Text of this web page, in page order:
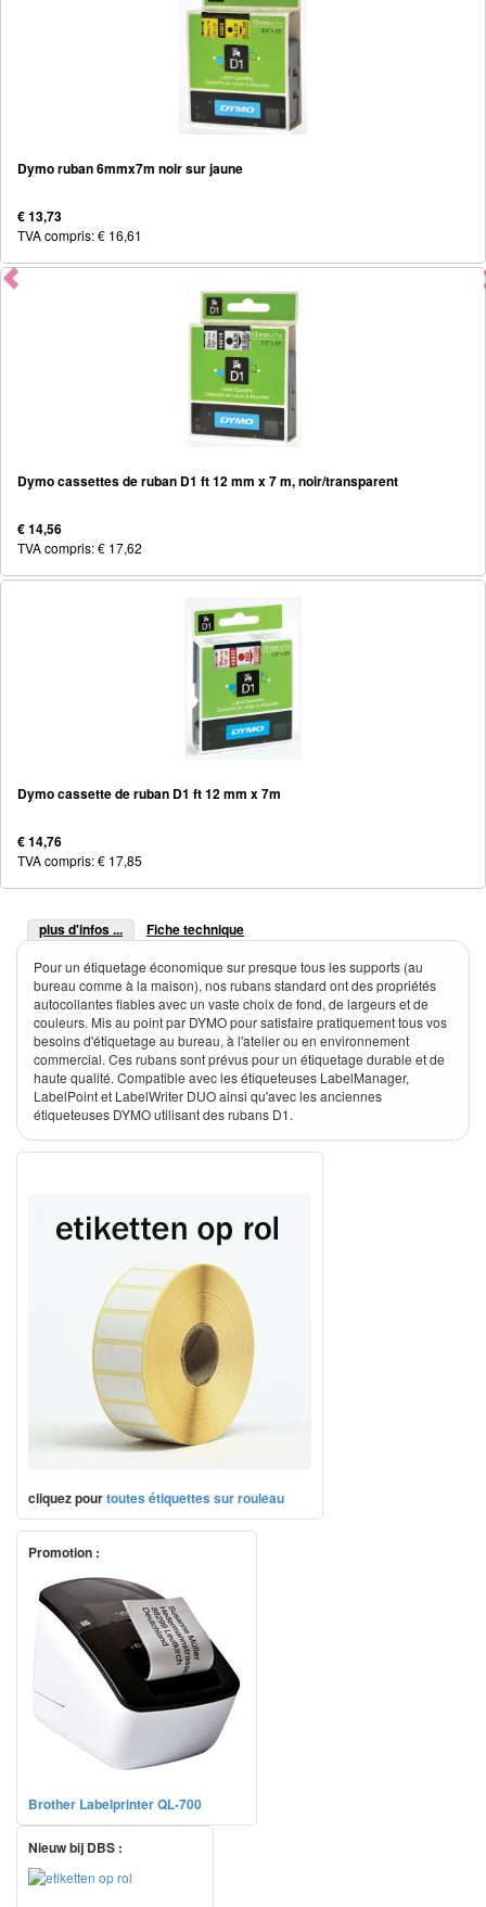
Dymo ruban 6mmx7m noir sur jaune
€ 13,73
TVA compris: € 16,61
Dymo cassettes de ruban D1 ft 12 mm x 7 m, noir/transparent
€ 14,56
TVA compris: € 17,62
Dymo cassette de ruban D1 ft 12 mm x 7m
€ 14,76
TVA compris: € 17,85
plus d'infos ... Fiche technique
Pour un étiquetage économique sur presque tous les supports (au
bureau comme à la maison), nos rubans standard ont des propriétés
autocollantes fiables avec un vaste choix de fond, de largeurs et de
couleurs. Mis au point par DYMO pour satisfaire pratiquement tous vos
besoins d'étiquetage au bureau, à l'atelier ou en environnement
commercial. Ces rubans sont prévus pour un étiquetage durable et de
haute qualité. Compatible avec les étiqueteuses LabelManager,
LabelPoint et LabelWriter DUO ainsi qu'avec les anciennes
étiqueteuses DYMO utilisant des rubans D1.
cliquez pourtoutes étiquettes sur rouleau
Promotion :
Brother Labelprinter QL-700
Nieuw bij DBS :